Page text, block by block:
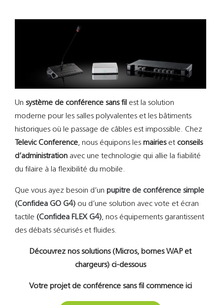
Un système de conférence sans fil est la solution
moderne pour les salles polyvalentes et les bâtiments
historiques où le passage de câbles est impossible. Chez
Televic Conference, nous équipons les mairieset conseils
d’administration avec une technologie qui allie la fiabilité
du filaire à la flexibilité du mobile.
Que vous ayez besoin d’un pupitre de conférence simple
(Confidea GO G4) ou d’une solution avec vote et écran
tactile (Confidea FLEX G4), nos équipements garantissent
des débats sécurisés et fluides.
Découvrez nos solutions (Micros, bornes WAP et
chargeurs) ci-dessous
Votre projet de conférence sans fil commence ici